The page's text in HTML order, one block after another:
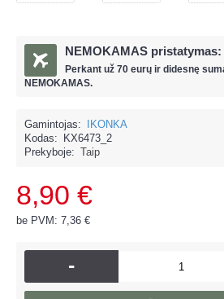
NEMOKAMAS pristatymas:
Perkant už 70 eurų ir didesnę
NEMOKAMAS.
Gamintojas:
IKONKA
Kodas:
KX6473_2
Prekyboje: Taip
8,90 €
be PVM: 7,36 €
-